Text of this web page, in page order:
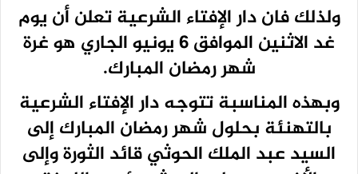
ولذلك فان دار الإفتاء الشرعية تعلن أن يوم
غد الاثنين الموافق 6 يونيو الجاري هو غرة
شهر رمضان المبارك.
وبهذه المناسبة تتوجه دار الإفتاء الشرعية
بالتهنئة بحلول شهر رمضان المبارك إلى
السيد عبد الملك الحوثي قائد الثورة وإلى